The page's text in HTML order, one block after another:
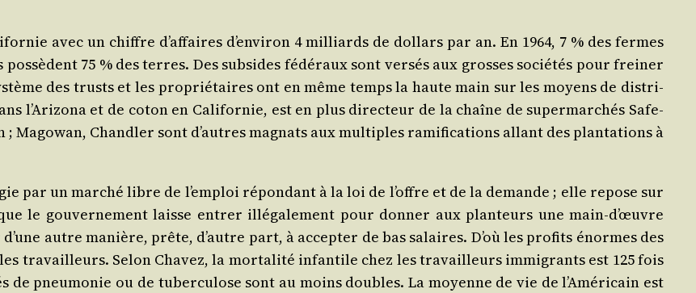
avec un chiffre d’affaires d’environ 4 mil­liards de dol­lars par an. En 1964, 7 % des fermes
75 % des terres. Des sub­sides fédé­raux sont ver­sés aux grosses socié­tés pour frei­ner
des trusts et les pro­prié­taires ont en même temps la haute main sur les moyens de dis­tri­
l’Arizona et de coton en Cali­for­nie, est en plus direc­teur de la chaîne de super­mar­chés Safe­
; Mago­wan, Chand­ler sont d’autres magnats aux mul­tiples rami­fi­ca­tions allant des plan­ta­tions à
par un mar­ché libre de l’emploi répon­dant à la loi de l’offre et de la demande ; elle repose sur
le gou­ver­ne­ment laisse entrer illé­ga­le­ment pour don­ner aux plan­teurs une main‑d’œuvre
autre manière, prête, d’autre part, à accep­ter de bas salaires. D’où les pro­fits énormes des
tra­vailleurs. Selon Cha­vez, la mor­ta­li­té infan­tile chez les tra­vailleurs immi­grants est 125 fois
pneu­mo­nie ou de tuber­cu­lose sont au moins doubles. La moyenne de vie de l’Américain est